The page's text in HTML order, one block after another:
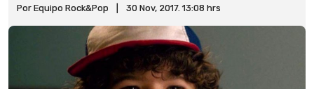
Por Equipo Rock&Pop 30 Nov, 2017. 13:08 hrs